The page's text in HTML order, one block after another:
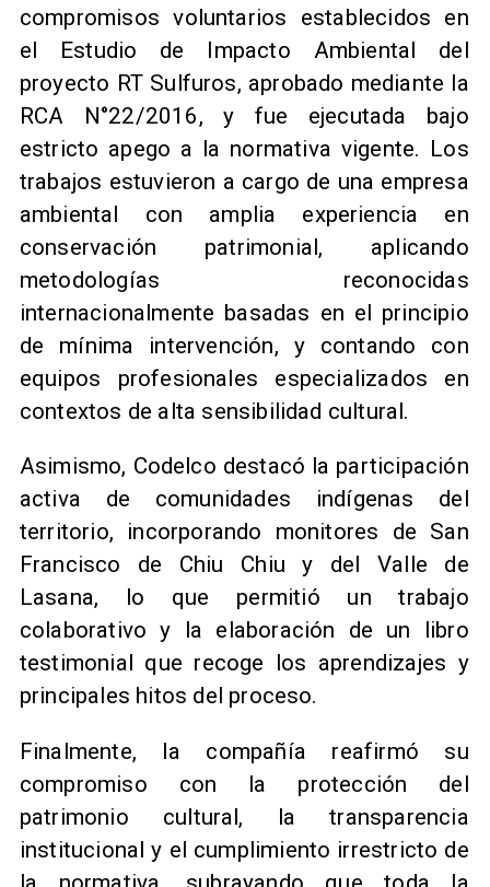
compromisos voluntarios establecidos en
el Estudio de Impacto Ambiental del
proyecto RT Sulfuros, aprobado mediante la
RCA N°22/2016, y fue ejecutada bajo
estricto apego a la normativa vigente. Los
trabajos estuvieron a cargo de una empresa
ambiental con amplia experiencia en
conservación patrimonial, aplicando
metodologías reconocidas
internacionalmente basadas en el principio
de mínima intervención, y contando con
equipos profesionales especializados en
contextos de alta sensibilidad cultural.
Asimismo, Codelco destacó la participación
activa de comunidades indígenas del
territorio, incorporando monitores de San
Francisco de Chiu Chiu y del Valle de
Lasana, lo que permitió un trabajo
colaborativo y la elaboración de un libro
testimonial que recoge los aprendizajes y
principales hitos del proceso.
Finalmente, la compañía reafirmó su
compromiso con la protección del
patrimonio cultural, la transparencia
institucional y el cumplimiento irrestricto de